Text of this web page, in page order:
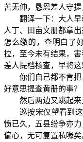
苦无伸，恳恩差人守
翻译一下：大人
人丁、田亩文册都拿
怎么缴的，查明白了
拉，至今未有结果，
差人提档核查，早将
你们自己都不肯
好意思提查黄册的事？
然后两边又跳起来
巡按宋仪望看到
愤已久，五县纷争亦
偏心，无可复置私喙矣